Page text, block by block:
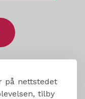
på nettstedet
tilby